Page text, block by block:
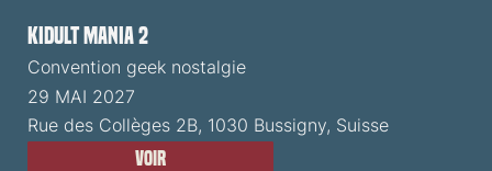
Kidult Mania 2
Convention geek nostalgie
29 MAI 2027
Rue des Collèges 2B, 1030 Bussigny, Suisse
Voir